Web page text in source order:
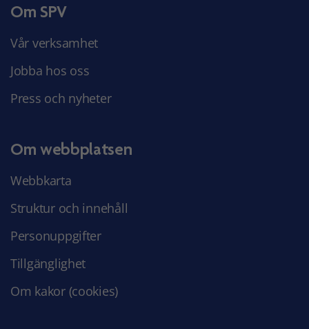
Om SPV
Vår verksamhet
Jobba hos oss
Press och nyheter
Om webbplatsen
Webbkarta
Struktur och innehåll
Personuppgifter
Tillgänglighet
Om kakor (cookies)